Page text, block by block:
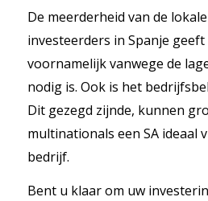
De meerderheid van de
investeerders in Spanje
voornamelijk vanwege de
nodig is. Ook is het
Dit gezegd zijnde, kunnen
multinationals een SA ideaal
bedrijf.
Bent u klaar om uw